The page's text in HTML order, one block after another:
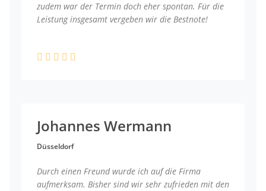
zudem war der Termin doch eher spontan. Für die
Leistung insgesamt vergeben wir die Bestnote!
Johannes Wermann
Düsseldorf
Durch einen Freund wurde ich auf die Firma
aufmerksam. Bisher sind wir sehr zufrieden mit den